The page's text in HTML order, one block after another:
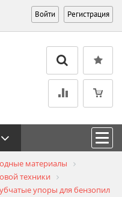
Войти Регистрация
материалы
техники
упоры для бензопил